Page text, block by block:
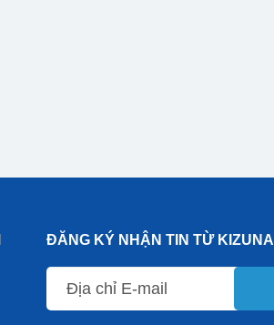
ĐĂNG KÝ NHẬN TIN TỪ KIZUNA